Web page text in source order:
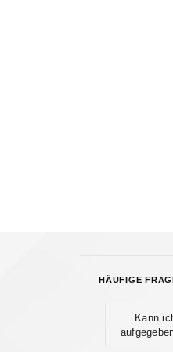
HÄUFIGE
Kann